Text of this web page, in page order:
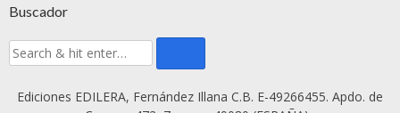
Buscador
Ediciones EDILERA, Fernández Illana C.B. E-49266455. Apdo. de